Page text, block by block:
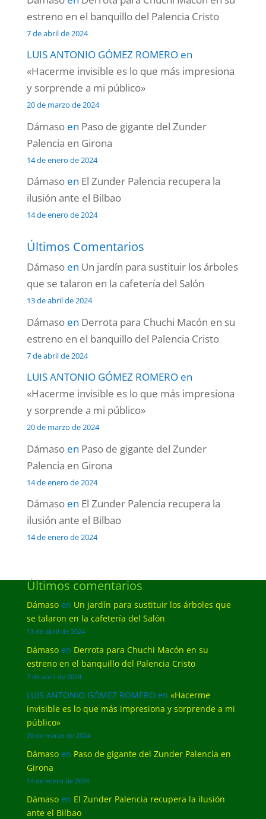
estreno en el banquillo del Palencia Cristo
7 de abril de 2024
LUIS ANTONIO GÓMEZ ROMEROen
«Hacerme invisible es lo que más impresiona
y sorprende a mi público»
20 de marzo de 2024
Dámasoen Paso de gigante del Zunder
Palencia en Girona
14 de enero de 2024
Dámasoen El Zunder Palencia recupera la
ilusión ante el Bilbao
14 de enero de 2024
Últimos Comentarios
Dámasoen Un jardín para sustituir los árboles
que se talaron en la cafetería del Salón
13 de abril de 2024
Dámasoen Derrota para Chuchi Macón en su
estreno en el banquillo del Palencia Cristo
7 de abril de 2024
LUIS ANTONIO GÓMEZ ROMEROen
«Hacerme invisible es lo que más impresiona
y sorprende a mi público»
20 de marzo de 2024
Dámasoen Paso de gigante del Zunder
Palencia en Girona
14 de enero de 2024
Dámasoen El Zunder Palencia recupera la
ilusión ante el Bilbao
14 de enero de 2024
Últimos comentarios
Dámasoen Un jardín para sustituir los árboles que
se talaron en la cafetería del Salón
13 de abril de 2024
Dámasoen Derrota para Chuchi Macón en su
estreno en el banquillo del Palencia Cristo
7 de abril de 2024
LUIS ANTONIO GÓMEZ ROMERO en «Hacerme
invisible es lo que más impresiona y sorprende a mi
público»
20 de marzo de 2024
Dámasoen Paso de gigante del Zunder Palencia en
Girona
14 de enero de 2024
Dámasoen El Zunder Palencia recupera la ilusión
ante el Bilbao